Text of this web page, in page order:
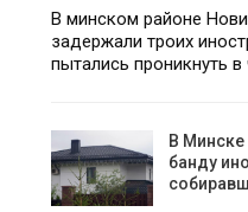
В минском районе
задержали троих
пытались проникнуть
В
банду